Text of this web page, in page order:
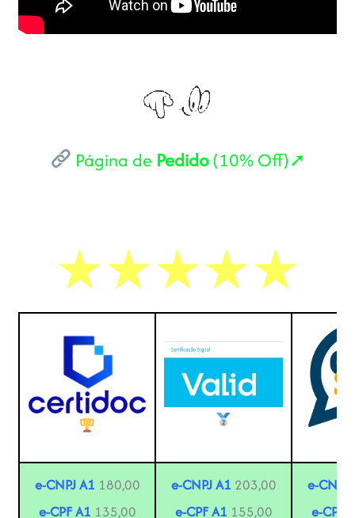
Página de Pedido(10% Off)➚
e-CNPJ A1 180,00
e-CPF A1 135,00
e-CNPJ A1 203,00
e-CPF A1 155,00
e-CNPJ
e-CPF